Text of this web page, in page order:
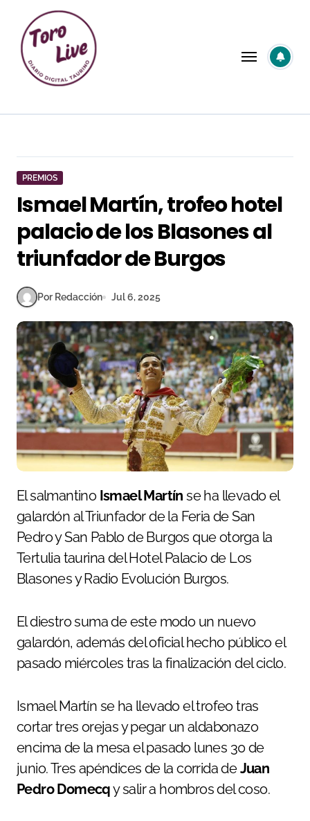
contenido
PREMIOS
Ismael Martín, trofeo hotel
palacio de los Blasones al
triunfador de Burgos
Por Redacción Jul 6, 2025
El salmantino Ismael Martín se ha llevado el
galardón al Triunfador de la Feria de San
Pedro y San Pablo de Burgos que otorga la
Tertulia taurina del Hotel Palacio de Los
Blasones y Radio Evolución Burgos.
El diestro suma de este modo un nuevo
galardón, además del oficial hecho público el
pasado miércoles tras la finalización del ciclo.
Ismael Martín se ha llevado el trofeo tras
cortar tres orejas y pegar un aldabonazo
encima de la mesa el pasado lunes 30 de
junio. Tres apéndices de la corrida deJuan
Pedro Domecqy salir a hombros del coso.